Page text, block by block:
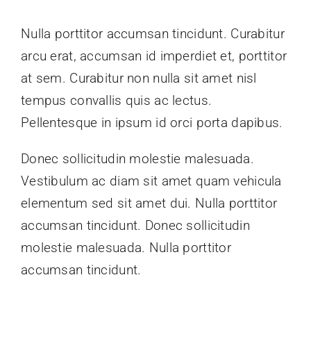
Nulla porttitor accumsan tincidunt. Curabitur
arcu erat, accumsan id imperdiet et, porttitor
at sem. Curabitur non nulla sit amet nisl
tempus convallis quis ac lectus.
Pellentesque in ipsum id orci porta dapibus.
Donec sollicitudin molestie malesuada.
Vestibulum ac diam sit amet quam vehicula
elementum sed sit amet dui. Nulla porttitor
accumsan tincidunt. Donec sollicitudin
molestie malesuada. Nulla porttitor
accumsan tincidunt.